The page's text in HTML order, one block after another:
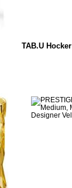
TAB.U Hocker